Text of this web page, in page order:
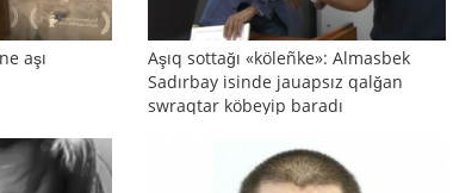
aşı
Aşıq sottağı «köleñke»: Almasbek
Sadırbay isinde jauapsız qalğan
swraqtar köbeyip baradı